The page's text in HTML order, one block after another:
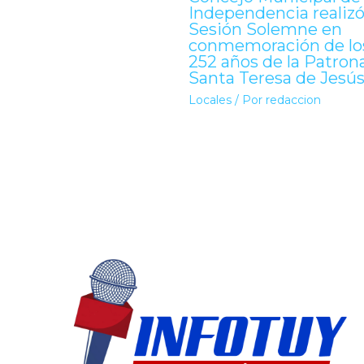
Independencia realizó
Sesión Solemne en
conmemoración de
252 años de la
Santa Teresa de Jesús
Locales / Por redaccion